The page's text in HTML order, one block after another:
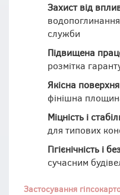
Захист від
служби
Підвищена
розмітка
Якісна поверхня
фінішна
Міцність і
для типових
Гігієнічність і
сучасним
Застосування